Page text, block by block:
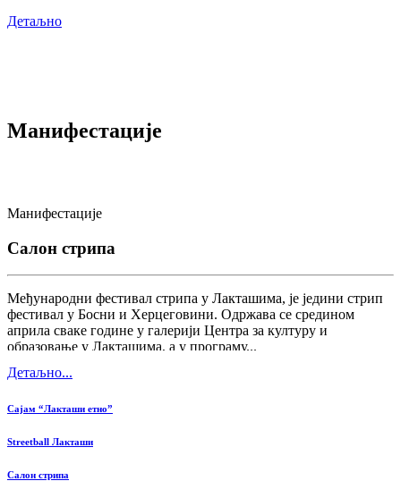
Детаљно
Манифестације
Манифестације
Салон стрипа
Међународни фестивал стрипа у Лакташима, је једини стрип
фестивал у Босни и Херцеговини. Одржава се средином
априла сваке године у галерији Центра за културу и
образовање у Лакташима, а у програму...
Детаљно...
Сајам “Лакташи етно”
Streetball Лакташи
Салон стрипа